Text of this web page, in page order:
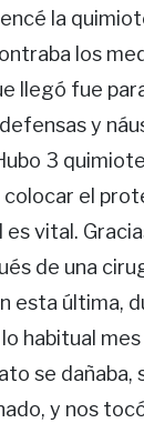
la
los
llegó fue
y
3
colocar el
es vital.
de una
esta última,
habitual
se dañaba,
y nos